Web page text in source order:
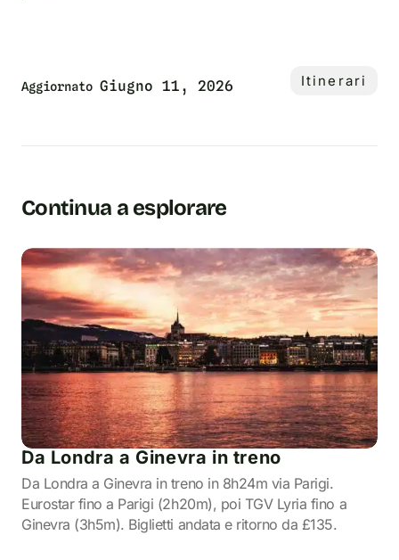
Aggiornato Giugno 11, 2026 Itinerari
Continua a esplorare
Da Londra a Ginevra in treno
Da Londra a Ginevra in treno in 8h24m via Parigi.
Eurostar fino a Parigi (2h20m), poi TGV Lyria fino a
Ginevra (3h5m). Biglietti andata e ritorno da £135.